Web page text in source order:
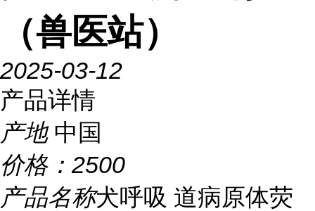
（兽医站）
2025-03-12
产品详情
产地 中国
价格： 2500
产品名称犬呼吸 道病原体荧